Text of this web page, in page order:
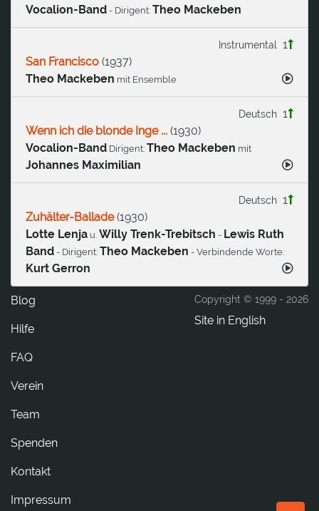
Vocalion-Band - Dirigent: Theo Mackeben
1
Instrumental
San Francisco (1937)
Theo Mackeben mit Ensemble
1
Deutsch
Wenn ich die blonde Inge ... (1930)
Vocalion-Band Dirigent: Theo Mackeben mit
Johannes Maximilian
1
Deutsch
Zuhälter-Ballade(1930)
Lotte Lenja u. Willy Trenk-Trebitsch - Lewis Ruth
Band - Dirigent: Theo Mackeben - Verbindende Worte:
Kurt Gerron
Copyright © 1999 - 2026
Site in English
Blog
Hilfe
FAQ
Verein
Team
Spenden
tkatnoK
Impressum